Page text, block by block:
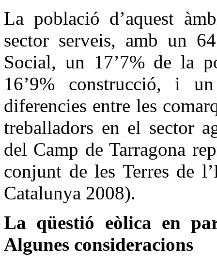
La població d’aquest
sector serveis, amb un
Social, un 17’7% de la
16’9% construcció, i
diferencies entre les
treballadors en el sector
del Camp de Tarragona
conjunt de les Terres de
Catalunya 2008).
La qüestió eòlica en
Algunes consideracions